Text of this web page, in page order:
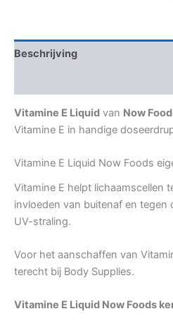
Beschrijving
Vitamine E Liquid van Now
Vitamine E in handige
Vitamine E Liquid Now Foods
Vitamine E helpt lichaamscellen
invloeden van buitenaf en tegen
UV-straling.
Voor het aanschaffen van
terecht bij Body Supplies.
Vitamine E Liquid Now Foods